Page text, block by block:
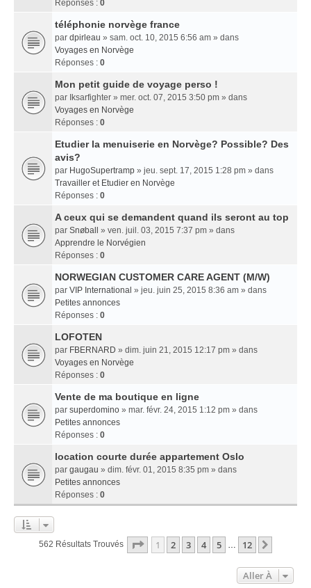
Réponses : 0
téléphonie norvège france
par dpirleau » sam. oct. 10, 2015 6:56 am » dans
Voyages en Norvège
Réponses : 0
Mon petit guide de voyage perso !
par Iksarfighter » mer. oct. 07, 2015 3:50 pm » dans
Voyages en Norvège
Réponses : 0
Etudier la menuiserie en Norvège? Possible? Des
avis?
par HugoSupertramp » jeu. sept. 17, 2015 1:28 pm » dans
Travailler et Etudier en Norvège
Réponses : 0
A ceux qui se demandent quand ils seront au top
par Snøball
» ven. juil. 03, 2015 7:37 pm » dans
Apprendre le Norvégien
Réponses : 0
NORWEGIAN CUSTOMER CARE AGENT (M/W)
par VIP International » jeu. juin 25, 2015 8:36 am » dans
Petites annonces
Réponses : 0
LOFOTEN
par FBERNARD » dim. juin 21, 2015 12:17 pm » dans
Voyages en Norvège
Réponses : 0
Vente de ma boutique en ligne
par superdomino » mar. févr. 24, 2015 1:12 pm » dans
Petites annonces
Réponses : 0
location courte durée appartement Oslo
par gaugau » dim. févr. 01, 2015 8:35 pm » dans
Petites annonces
Réponses : 0
562 Résultats Trouvés Page 1Sur
1 2 3 4 5 … 12
Aller À